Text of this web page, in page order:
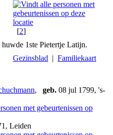
[2]
1ste Pietertje Latijn.
Gezinsblad | Familiekaart
, geb. 08 jul 1799, 's-
Leiden